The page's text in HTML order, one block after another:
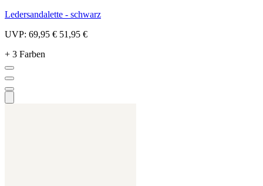
Ledersandalette - schwarz
UVP: 69,95 € 51,95 €
+ 3 Farben